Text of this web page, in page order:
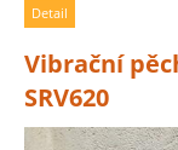
Detail
Vibrační
SRV620